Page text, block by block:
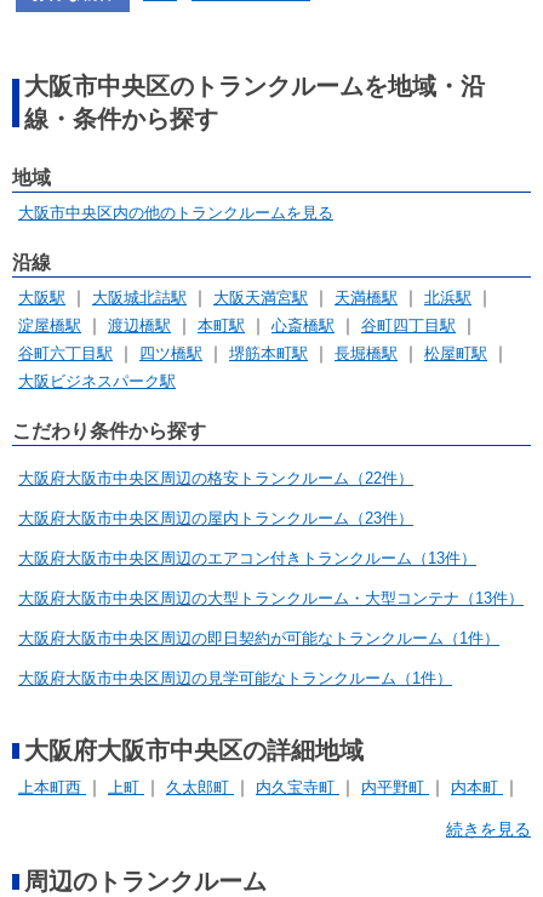
大阪市中央区のトランクルームを地域・沿
線・条件から探す
地域
大阪市中央区内の他のトランクルームを見る
沿線
大阪駅 大阪城北詰駅 大阪天満宮駅 天満橋駅
北浜駅
淀屋橋駅
渡辺橋駅 本町駅 心斎橋駅
谷町四丁目駅
谷町六丁目駅
四ツ橋駅 堺筋本町駅 長堀橋駅
松屋町駅
大阪ビジネスパーク駅
こだわり条件から探す
大阪府大阪市中央区周辺の格安トランクルーム（22件）
大阪府大阪市中央区周辺の屋内トランクルーム（23件）
大阪府大阪市中央区周辺のエアコン付きトランクルーム（13件）
大阪府大阪市中央区周辺の大型トランクルーム・大型コンテナ（13件）
大阪府大阪市中央区周辺の即日契約が可能なトランクルーム（1件）
大阪府大阪市中央区周辺の見学可能なトランクルーム（1件）
大阪府大阪市中央区の詳細地域
上本町西 上町 久太郎町 内久宝寺町 内平野町
内本町
日本橋続きを見る
周辺のトランクルーム